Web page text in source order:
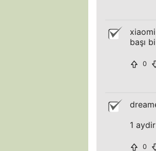
başı
0
1
0